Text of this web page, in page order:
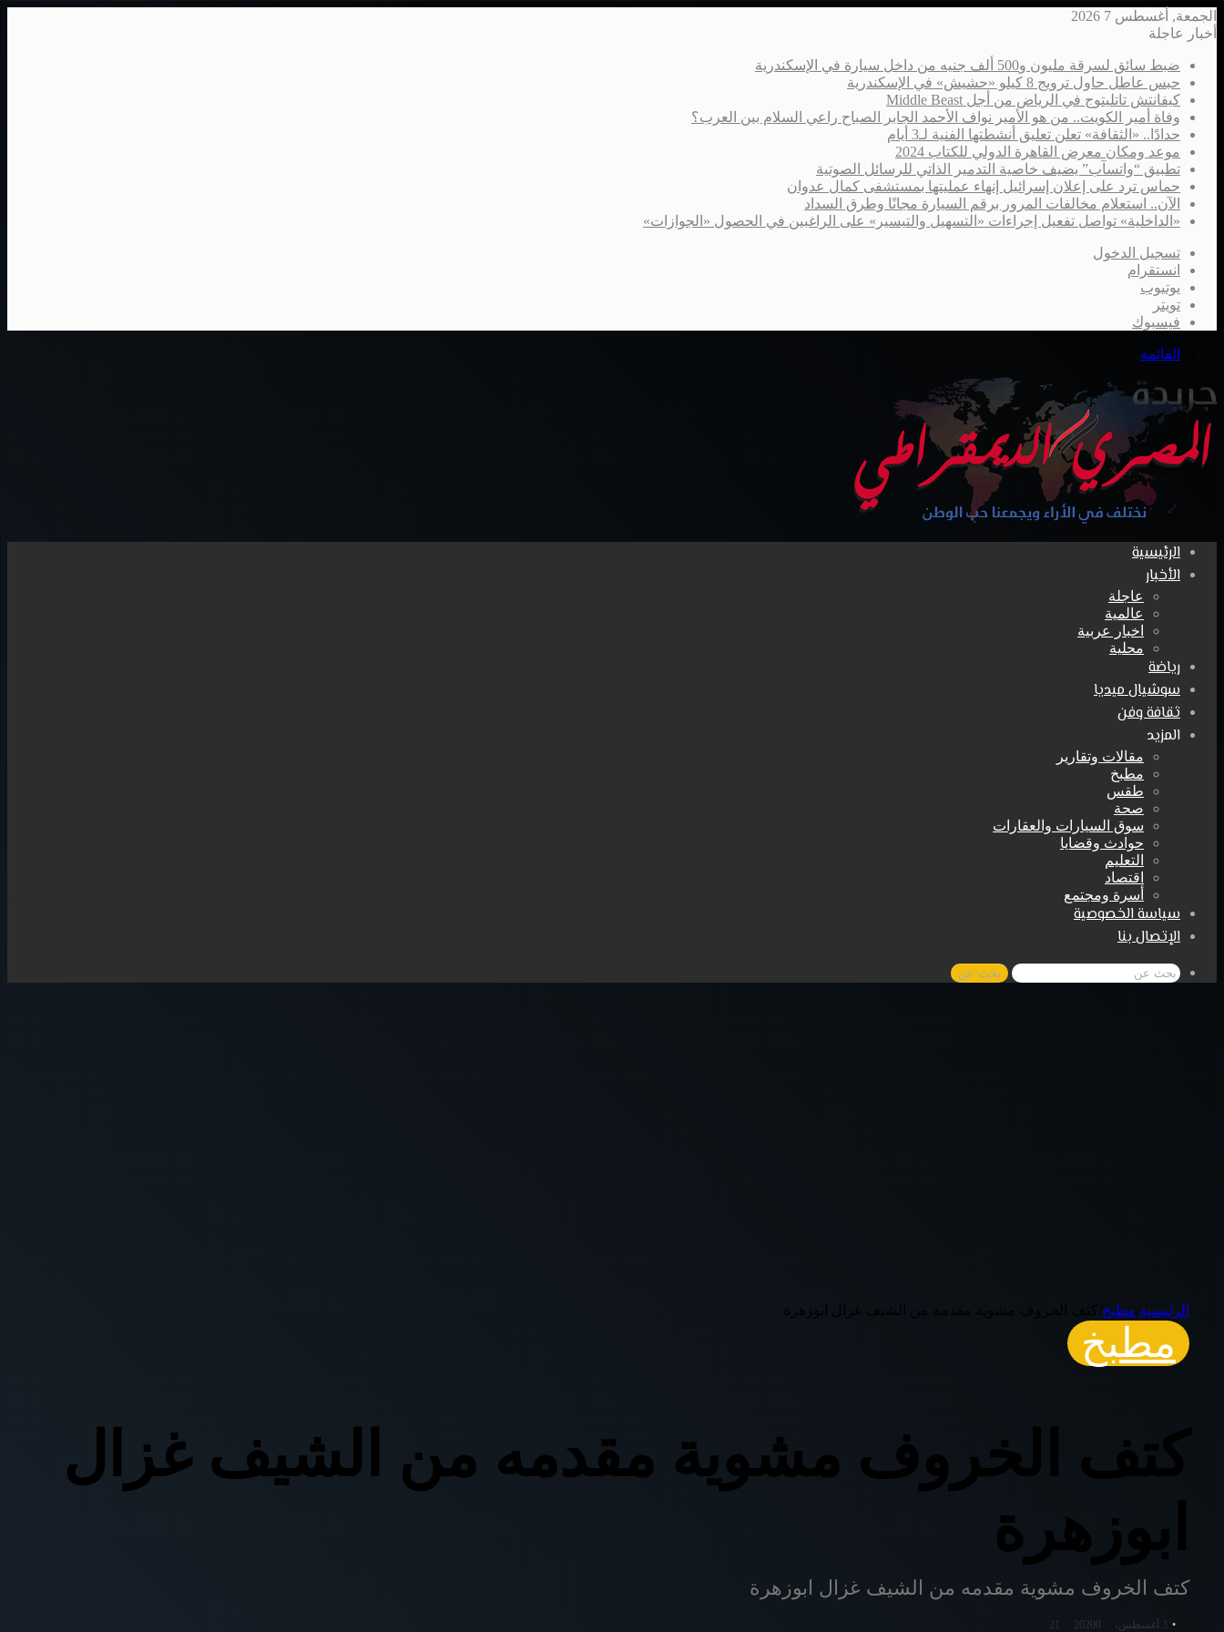
الجمعة, أغسطس 7 2026
أخبار عاجلة
ضبط سائق لسرقة مليون و500 ألف جنيه من داخل سيارة في الإسكندرية
حبس عاطل حاول ترويج 8 كيلو «حشيش» في الإسكندرية
كيفانتش تاتليتوج في الرياض من أجل Middle Beast
وفاة أمير الكويت.. من هو الأمير نواف الأحمد الجابر الصباح راعي السلام بين العرب؟
حدادًا.. «الثقافة» تعلن تعليق أنشطتها الفنية لـ3 أيام
موعد ومكان معرض القاهرة الدولي للكتاب 2024
تطبيق “واتسآب” يضيف خاصية التدمير الذاتي للرسائل الصوتية
حماس ترد على إعلان إسرائيل إنهاء عمليتها بمستشفى كمال عدوان
الآن.. استعلام مخالفات المرور برقم السيارة مجانًا وطرق السداد
«الداخلية» تواصل تفعيل إجراءات «التسهيل والتيسير» على الراغبين في الحصول «الجوازات»
تسجيل الدخول
انستقرام
يوتيوب
تويتر
فيسبوك
القائمة
الرئيسية
الأخبار
عاجلة
عالمية
اخبار عربية
محلية
رياضة
سوشيال ميديا
ثقافة وفن
المزيد
مقالات وتقارير
مطبخ
طقس
صحة
سوق السيارات والعقارات
حوادث وقضايا
التعليم
اقتصاد
أسرة ومجتمع
سياسة الخصوصية
الإتصال بنا
بحث عن
الرئيسية مطبخ كتف الخروف مشوية مقدمه من الشيف غزال ابوزهرة
مطبخ
كتف الخروف مشوية مقدمه من الشيف غزال
ابوزهرة
كتف الخروف مشوية مقدمه من الشيف غزال ابوزهرة
3 أغسطس، 2020 0